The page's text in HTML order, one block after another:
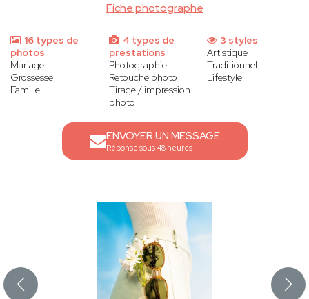
Fiche photographe
16 types de
photos
Mariage
Grossesse
Famille
4 types de
prestations
Photographie
Retouche photo
Tirage / impression
photo
3 styles
Artistique
Traditionnel
Lifestyle
ENVOYER UN MESSAGE
Réponse sous 48 heures